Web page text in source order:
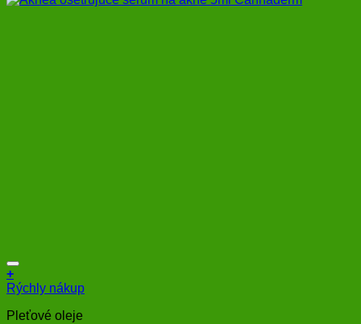
+
Rýchly nákup
Pleťové oleje